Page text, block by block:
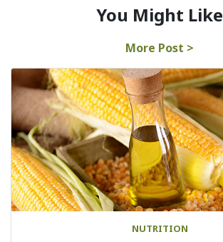
You Might Like
More Post >
NUTRITION